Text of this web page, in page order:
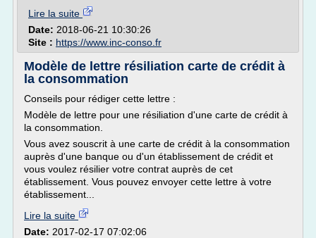
Lire la suite
Date: 2018-06-21 10:30:26
Site : https://www.inc-conso.fr
Modèle de lettre résiliation carte de crédit à
la consommation
Conseils pour rédiger cette lettre :
Modèle de lettre pour une résiliation d'une carte de crédit à
la consommation.
Vous avez souscrit à une carte de crédit à la consommation
auprès d'une banque ou d'un établissement de crédit et
vous voulez résilier votre contrat auprès de cet
établissement. Vous pouvez envoyer cette lettre à votre
établissement...
Lire la suite
Date: 2017-02-17 07:02:06